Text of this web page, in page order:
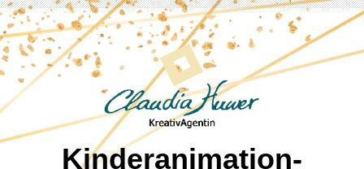
Kinderanimation-